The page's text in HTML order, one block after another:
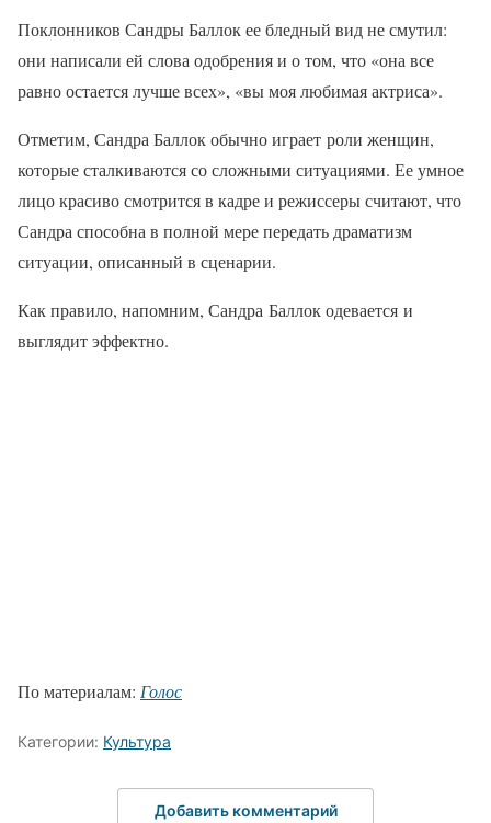
Поклонников Сандры Баллок ее бледный вид не смутил:
они написали ей слова одобрения и о том, что «она все
равно остается лучше всех», «вы моя любимая актриса».
Отметим, Сандра Баллок обычно играет роли женщин,
которые сталкиваются со сложными ситуациями. Ее умное
лицо красиво смотрится в кадре и режиссеры считают, что
Сандра способна в полной мере передать драматизм
ситуации, описанный в сценарии.
Как правило, напомним, Сандра Баллок одевается и
выглядит эффектно.
По материалам: Голос
Категории: Культура
Добавить комментарий